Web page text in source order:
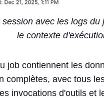
avec les logs du
le contexte
job contiennent les
complètes, avec tous
invocations d'outils et